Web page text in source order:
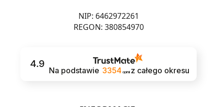
NIP: 6462972261
REGON: 380854970
4.9
Na podstawie 3354 opinii z całego okresu